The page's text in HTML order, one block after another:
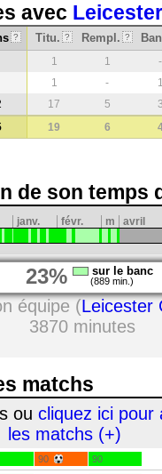
avec
? Titu. ? Rempl. ?
1 1
-
1 -
17 5
19 6
de son temps
janv. févr. m avril
23% sur le banc
(889 min.)
équipe (Leicester
3870 minutes
matchs
ou cliquez ici pour
les matchs (+)
90 90